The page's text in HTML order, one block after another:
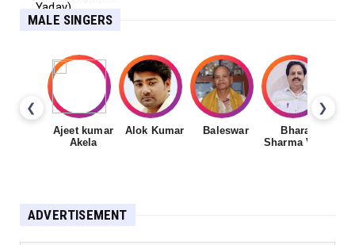
MALE SINGERS
❮ ❯
Ajeet kumar
Akela
Alok Kumar Baleswar
Bharat
Sharma Vyas
ADVERTISEMENT